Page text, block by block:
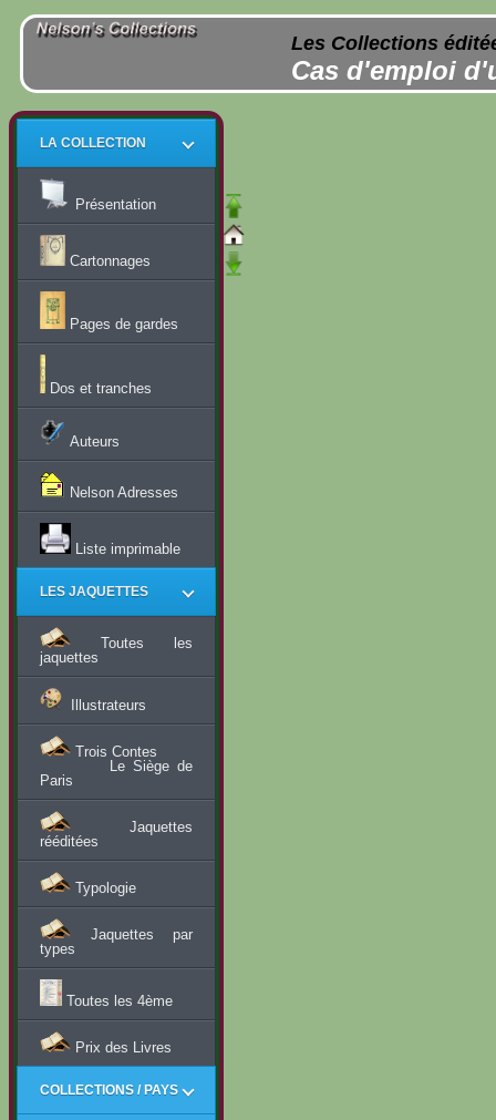
Les Collections
Cas d'emploi
LA COLLECTION
Présentation
Cartonnages
Pages de gardes
Dos et tranches
Auteurs
Nelson Adresses
Liste imprimable
LES JAQUETTES
Toutes les
jaquettes
Illustrateurs
Trois Contes
Le Siège de
Paris
Jaquettes
rééditées
Typologie
Jaquettes par
types
Toutes les 4ème
Prix des Livres
COLLECTIONS / PAYS